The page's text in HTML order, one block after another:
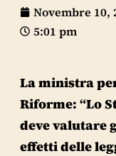
Novembre 10,
5:01 pm
La ministra
Riforme: “Lo
deve valutare
effetti delle